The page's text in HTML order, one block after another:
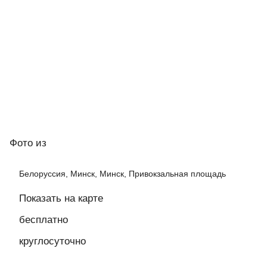
Фото из
Белоруссия, Минск, Минск, Привокзальная площадь
Показать на карте
бесплатно
круглосуточно